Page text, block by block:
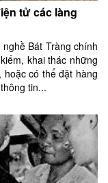
tử các làng
Bát Tràng chính
khai thác những
có thể đặt hàng
tin...